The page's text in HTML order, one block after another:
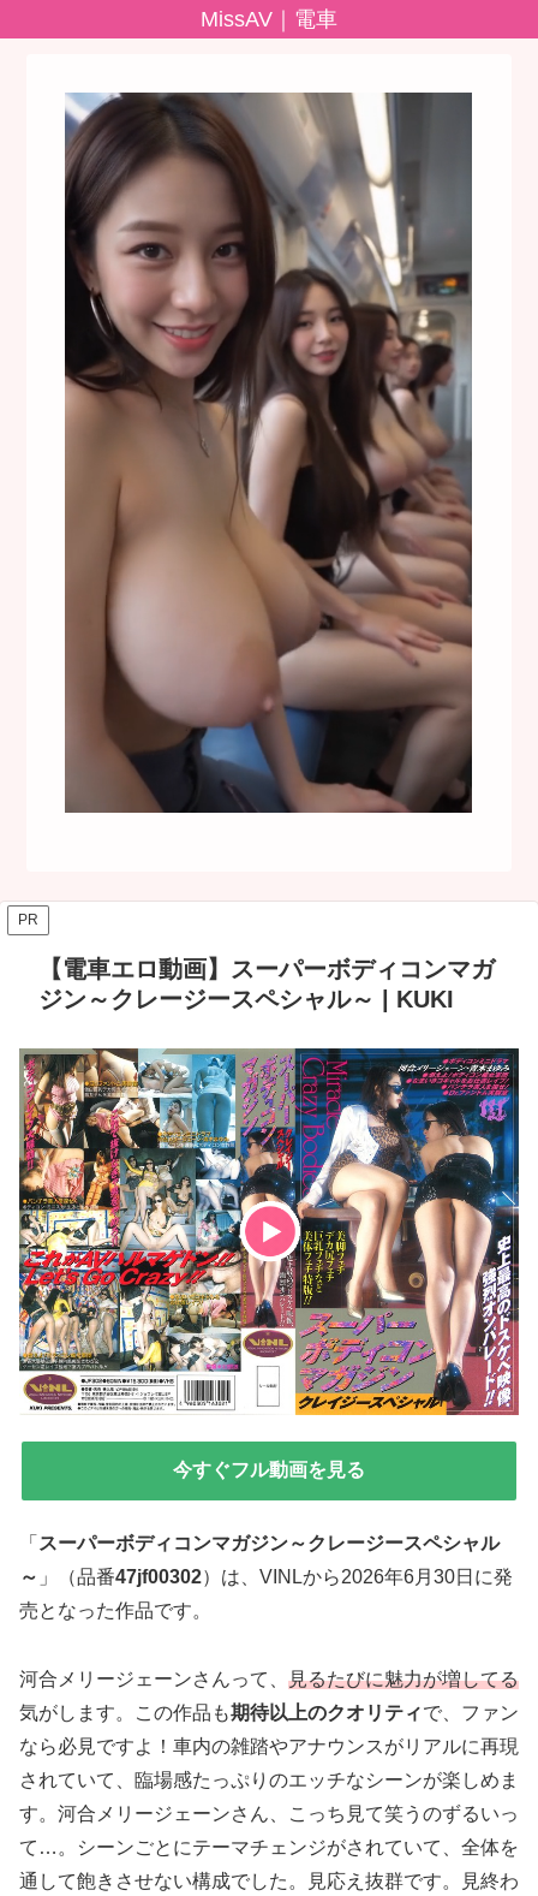
MissAV｜電車
PR
【電車エロ動画】スーパーボディコンマガ
ジン～クレージースペシャル～ | KUKI
今すぐフル動画を見る
「 スーパーボディコンマガジン～クレージースペシャル
～ 」（品番47jf00302）は、VINLから2026年6月30日に発
売となった作品です。
河合メリージェーンさんって、 見るたびに魅力が増してる
気がします。この作品も期待以上のクオリティで、ファン
なら必見ですよ！ 車内の雑踏やアナウンスがリアルに再現
されていて、臨場感たっぷりのエッチなシーンが楽しめま
す。 河合メリージェーンさん、こっち見て笑うのずるいっ
て…。
シーンごとにテーマチェンジがされていて、全体を
通して飽きさせない構成でした。見応え抜群です。
見終わ